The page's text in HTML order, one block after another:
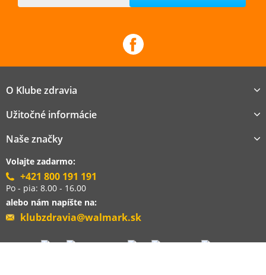
O Klube zdravia
Užitočné informácie
Naše značky
Volajte zadarmo:
+421 800 191 191
Po - pia: 8.00 - 16.00
alebo nám napíšte na:
klubzdravia@walmark.sk